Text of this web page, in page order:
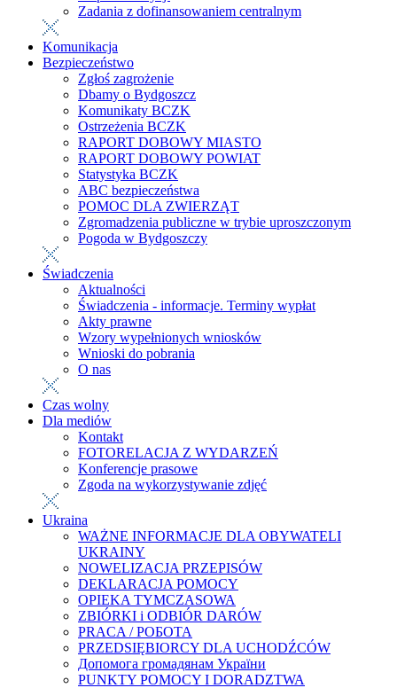
Zadania z dofinansowaniem centralnym
Komunikacja
Bezpieczeństwo
Zgłoś zagrożenie
Dbamy o Bydgoszcz
Komunikaty BCZK
Ostrzeżenia BCZK
RAPORT DOBOWY MIASTO
RAPORT DOBOWY POWIAT
Statystyka BCZK
ABC bezpieczeństwa
POMOC DLA ZWIERZĄT
Zgromadzenia publiczne w trybie uproszczonym
Pogoda w Bydgoszczy
Świadczenia
Aktualności
Świadczenia - informacje. Terminy wypłat
Akty prawne
Wzory wypełnionych wniosków
Wnioski do pobrania
O nas
Czas wolny
Dla mediów
Kontakt
FOTORELACJA Z WYDARZEŃ
Konferencje prasowe
Zgoda na wykorzystywanie zdjęć
Ukraina
WAŻNE INFORMACJE DLA OBYWATELI
UKRAINY
NOWELIZACJA PRZEPISÓW
DEKLARACJA POMOCY
OPIEKA TYMCZASOWA
ZBIÓRKI i ODBIÓR DARÓW
PRACA / РОБОТА
PRZEDSIĘBIORCY DLA UCHODŹCÓW
Допомога громадянам України
PUNKTY POMOCY I DORADZTWA